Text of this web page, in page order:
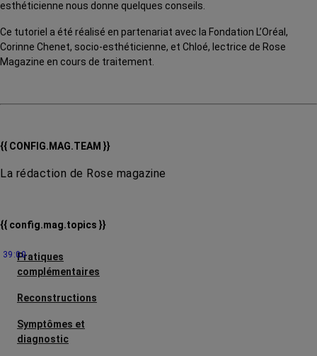
esthéticienne nous donne quelques conseils.
Ce tutoriel a été réalisé en partenariat avec la Fondation L’Oréal,
Corinne Chenet, socio-esthéticienne, et Chloé, lectrice de Rose
Magazine en cours de traitement.
{{ CONFIG.MAG.TEAM }}
La rédaction de Rose magazine
{{ config.mag.topics }}
Pratiques
complémentaires
Reconstructions
Symptômes et
diagnostic
39:00